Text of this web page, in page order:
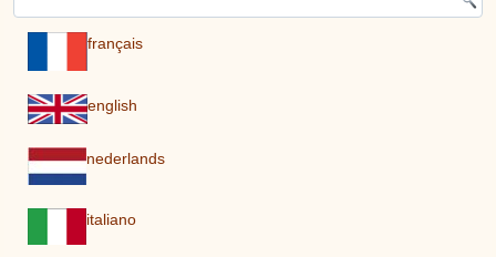
français
english
nederlands
italiano